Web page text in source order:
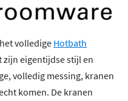
volledigeHotbath
eigentijdse stijl en
volledig messing, kranen
komen. De kranen